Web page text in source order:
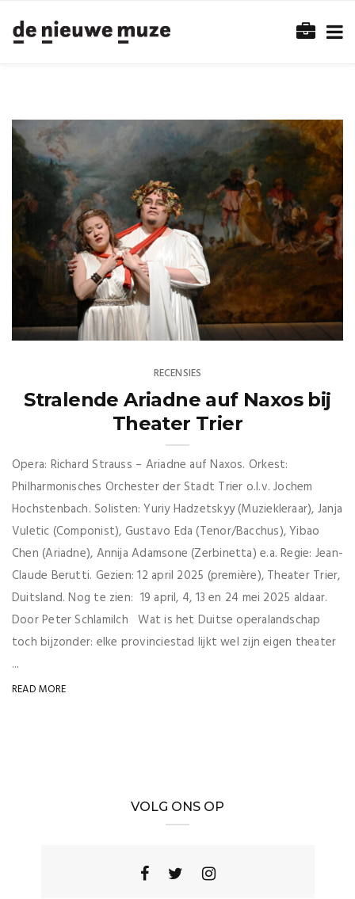
RECENSIES
Stralende Ariadne auf Naxos bij
Theater Trier
Opera: Richard Strauss – Ariadne auf Naxos. Orkest:
Philharmonisches Orchester der Stadt Trier o.l.v. Jochem
Hochstenbach. Solisten: Yuriy Hadzetskyy (Muziekleraar), Janja
Vuletic (Componist), Gustavo Eda (Tenor/Bacchus), Yibao
Chen (Ariadne), Annija Adamsone (Zerbinetta) e.a. Regie: Jean-
Claude Berutti. Gezien: 12 april 2025 (première), Theater Trier,
Duitsland. Nog te zien: 19 april, 4, 13 en 24 mei 2025 aldaar.
Door Peter Schlamilch Wat is het Duitse operalandschap
toch bijzonder: elke provinciestad lijkt wel zijn eigen theater
...
READ MORE
VOLG ONS OP